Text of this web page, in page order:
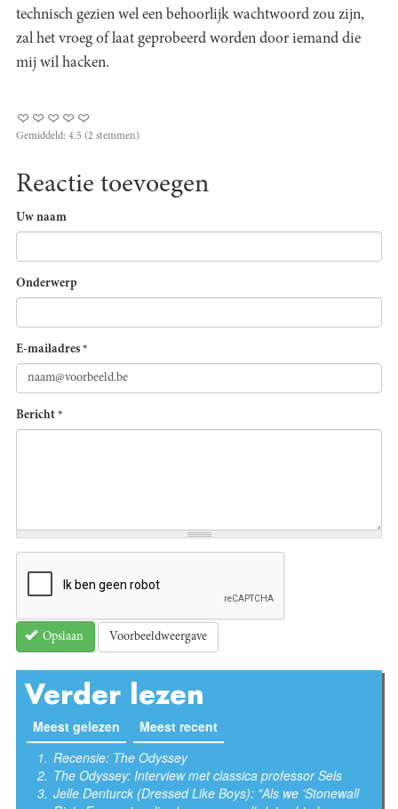
technisch gezien wel een behoorlijk wachtwoord zou zijn,
zal het vroeg of laat geprobeerd worden door iemand die
mij wil hacken.
Gemiddeld: 4.5 (2 stemmen)
Reactie toevoegen
Uw naam
Onderwerp
E-mailadres *
Bericht *
Opslaan Voorbeeldweergave
Verder lezen
Meest gelezen (actieve tabblad)
Meest recent
Recensie: The Odyssey
The Odyssey: Interview met classica professor Sels
Jelle Denturck (Dressed Like Boys): "Als we 'Stonewall